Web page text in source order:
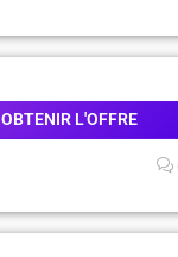
OBTENIR L'OFFRE